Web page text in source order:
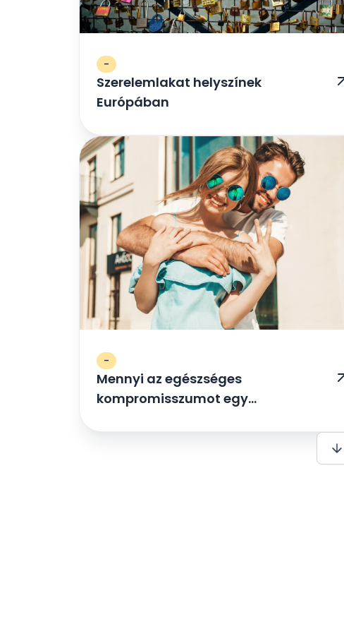
-
Szerelemlakat helyszínek
Európában
-
Mennyi az egészséges
kompromisszumot egy